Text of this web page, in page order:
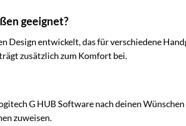
geeignet?
Design entwickelt, das für verschiedene
zusätzlich zum Komfort bei.
G HUB Software nach deinen Wünschen
zuweisen.